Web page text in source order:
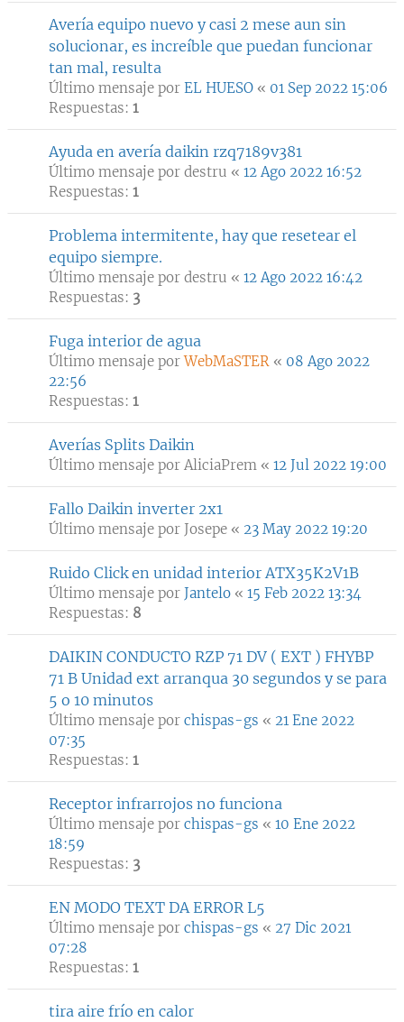
Avería equipo nuevo y casi 2 mese aun sin
solucionar, es increíble que puedan funcionar
tan mal, resulta
Último mensaje por EL HUESO « 01 Sep 2022 15:06
Respuestas: 1
Ayuda en avería daikin rzq7189v381
Último mensaje por destru « 12 Ago 2022 16:52
Respuestas: 1
Problema intermitente, hay que resetear el
equipo siempre.
Último mensaje por destru « 12 Ago 2022 16:42
Respuestas: 3
Fuga interior de agua
Último mensaje porWebMaSTER « 08 Ago 2022
22:56
Respuestas: 1
Averías Splits Daikin
Último mensaje por AliciaPrem « 12 Jul 2022 19:00
Fallo Daikin inverter 2x1
Último mensaje por Josepe « 23 May 2022 19:20
Ruido Click en unidad interior ATX35K2V1B
Último mensaje por Jantelo « 15 Feb 2022 13:34
Respuestas: 8
DAIKIN CONDUCTO RZP 71 DV ( EXT ) FHYBP
71 B Unidad ext arranqua 30 segundos y se para
5 o 10 minutos
Último mensaje por chispas-gs « 21 Ene 2022
07:35
Respuestas: 1
Receptor infrarrojos no funciona
Último mensaje por chispas-gs « 10 Ene 2022
18:59
Respuestas: 3
EN MODO TEXT DA ERROR L5
Último mensaje por chispas-gs « 27 Dic 2021
07:28
Respuestas: 1
tira aire frío en calor